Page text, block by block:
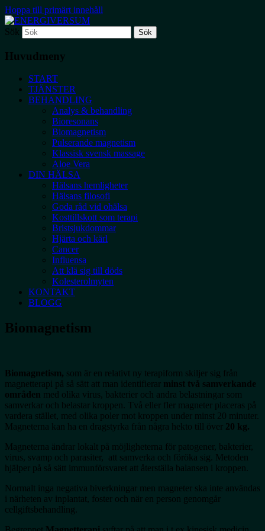
Hoppa till primärt innehåll
ENERGIVERSUM
ett litet företag med oändliga mål
Sök
Huvudmeny
START
TJÄNSTER
BEHANDLING
Analys & behandling
Bioresonans
Biomagnetism
Pulserande magnetism
Klassisk svensk massage
Aloe Vera
DIN HÄLSA
Hälsans hemligheter
Hälsans filosofi
Goda råd vid ohälsa
Kosttillskott som terapi
Bristsjukdommar
Hjärta och kärl
Cancer
Influensa
Att klä sig till döds
Kolesterolmyten
KONTAKT
BLOGG
Biomagnetism
Biomagnetism, som är en relativt ny terapiform skiljer sig från
magnetterapi på så sätt att man identifierar minst två samverkande
områden med olika virus, bakterier och andra belastningar som
samverkar och belastar kroppen. Två eller fler magneter placeras på
vardera stället, med olika poler mot kroppen under minst 20 minuter.
Magneterna kan ha en dragstyrka från några hekto till över 20 kg.
Magneterna ändrar lokalt på möjligheterna för patogener, bakterier,
virus, svamp och parasiter, att samverka och föröka sig. Metoden
hjälper på så sätt immunförsvaret att återställa balansen i kroppen.
Normalt inga negativa biverkningar men magneter ska inte användas
i närheten av inplantat, foster och när en person genomgår
cellgiftsbehandling.